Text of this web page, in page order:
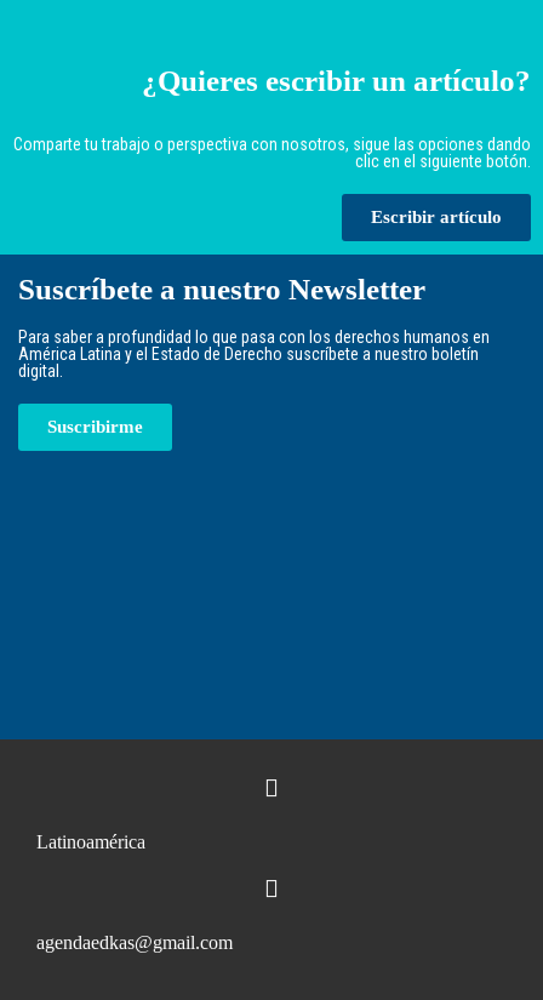
¿Quieres escribir un artículo?
Comparte tu trabajo o perspectiva con nosotros, sigue las opciones dando
clic en el siguiente botón.
Escribir artículo
Suscríbete a nuestro Newsletter
Para saber a profundidad lo que pasa con los derechos humanos en
América Latina y el Estado de Derecho suscríbete a nuestro boletín
digital.
Suscribirme
Latinoamérica
agendaedkas@gmail.com